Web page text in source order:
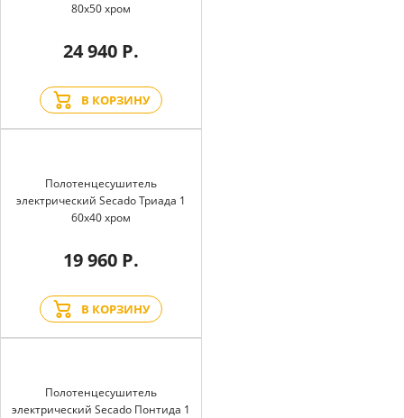
80x50 хром
24 940 Р.
В КОРЗИНУ
Полотенцесушитель
электрический Secado Триада 1
60x40 хром
19 960 Р.
В КОРЗИНУ
Полотенцесушитель
электрический Secado Понтида 1